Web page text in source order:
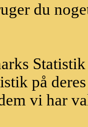
du
på
vi har